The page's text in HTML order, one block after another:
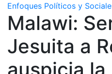
Enfoques Políticos y
Malawi:
Jesuita a